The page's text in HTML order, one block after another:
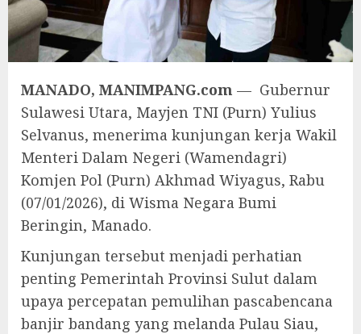
MANADO, MANIMPANG.com — Gubernur
Sulawesi Utara, Mayjen TNI (Purn) Yulius
Selvanus, menerima kunjungan kerja Wakil
Menteri Dalam Negeri (Wamendagri)
Komjen Pol (Purn) Akhmad Wiyagus, Rabu
(07/01/2026), di Wisma Negara Bumi
Beringin, Manado.
Kunjungan tersebut menjadi perhatian
penting Pemerintah Provinsi Sulut dalam
upaya percepatan pemulihan pascabencana
banjir bandang yang melanda Pulau Siau,